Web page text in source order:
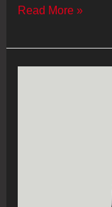
J.
Vance
Read More »